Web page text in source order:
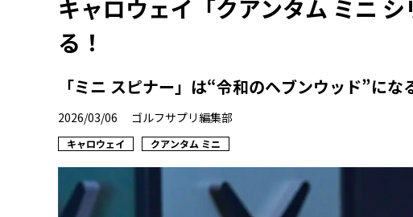
キャロウェイ「クアンタム ミニ
る！
「ミニ スピナー」は“令和のヘブンウッド”にな
2026/03/06 ゴルフサプリ編集部
キャロウェイ クアンタム ミニ